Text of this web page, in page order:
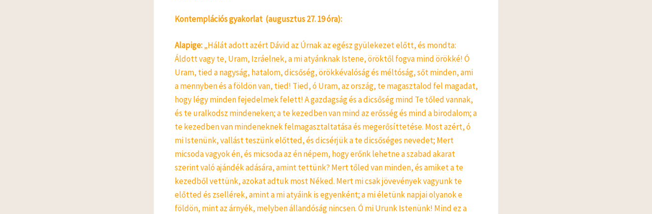
Kontemplációs gyakorlat (augusztus 27. 19 óra):
Alapige:„Hálát adott azért Dávid az Úrnak az egész gyülekezet előtt, és mondta:
Áldott vagy te, Uram, Izráelnek, a mi atyánknak Istene, öröktől fogva mind örökké! Ó
Uram, tied a nagyság, hatalom, dicsőség, örökkévalóság és méltóság, sőt minden, ami
a mennyben és a földön van, tied! Tied, ó Uram, az ország, te magasztalod fel magadat,
hogy légy minden fejedelmek felett! A gazdagság és a dicsőség mind Te tőled vannak,
és te uralkodsz mindeneken; a te kezedben van mind az erősség és mind a birodalom; a
te kezedben van mindeneknek felmagasztaltatása és megerősíttetése. Most azért, ó
mi Istenünk, vallást teszünk előtted, és dicsérjük a te dicsőséges nevedet; Mert
micsoda vagyok én, és micsoda az én népem, hogy erőnk lehetne a szabad akarat
szerint való ajándék adására, amint tettünk? Mert tőled van minden, és amiket a te
kezedből vettünk, azokat adtuk most Néked. Mert mi csak jövevények vagyunk te
előtted és zsellérek, amint a mi atyáink is egyenként; a mi életünk napjai olyanok e
földön, mint az árnyék, melyben állandóság nincsen. Ó mi Urunk Istenünk! Mind ez a